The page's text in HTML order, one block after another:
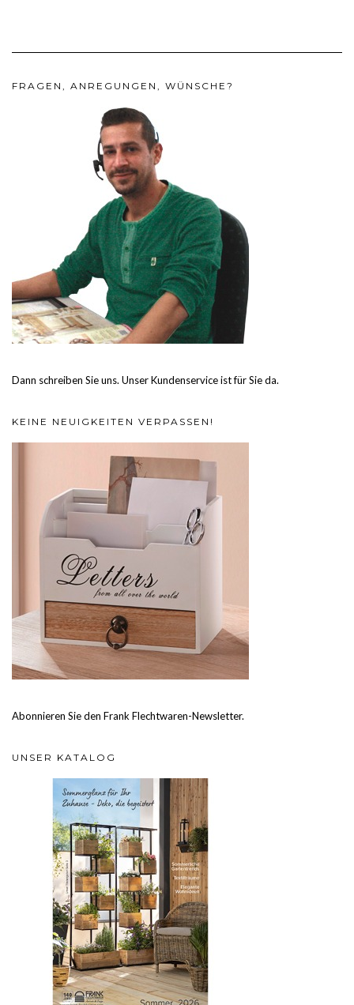
FRAGEN, ANREGUNGEN, WÜNSCHE?
Dann schreiben Sie uns. Unser Kundenservice ist für Sie da.
KEINE NEUIGKEITEN VERPASSEN!
Abonnieren Sie den Frank Flechtwaren-Newsletter.
UNSER KATALOG